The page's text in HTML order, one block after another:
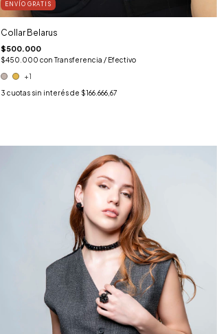
ENVÍO GRATIS
Collar Belarus
$500.000
$450.000con Transferencia / Efectivo
+1
3 cuotas sin interés de $166.666,67